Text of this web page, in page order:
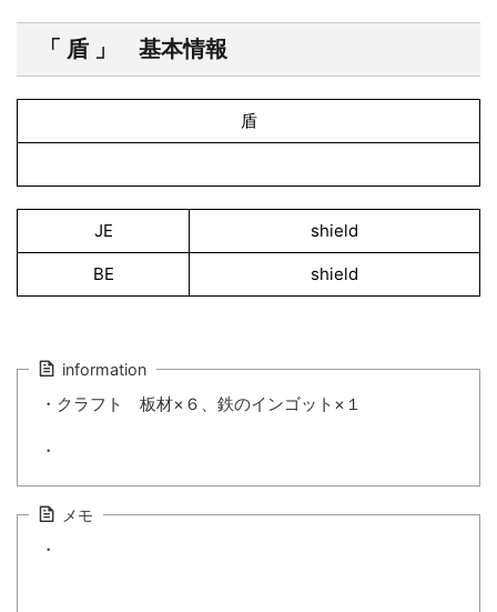
「 盾 」 基本情報
盾
JE shield
BE shield
information
・クラフト 板材×６、鉄のインゴット×１
・
メモ
・